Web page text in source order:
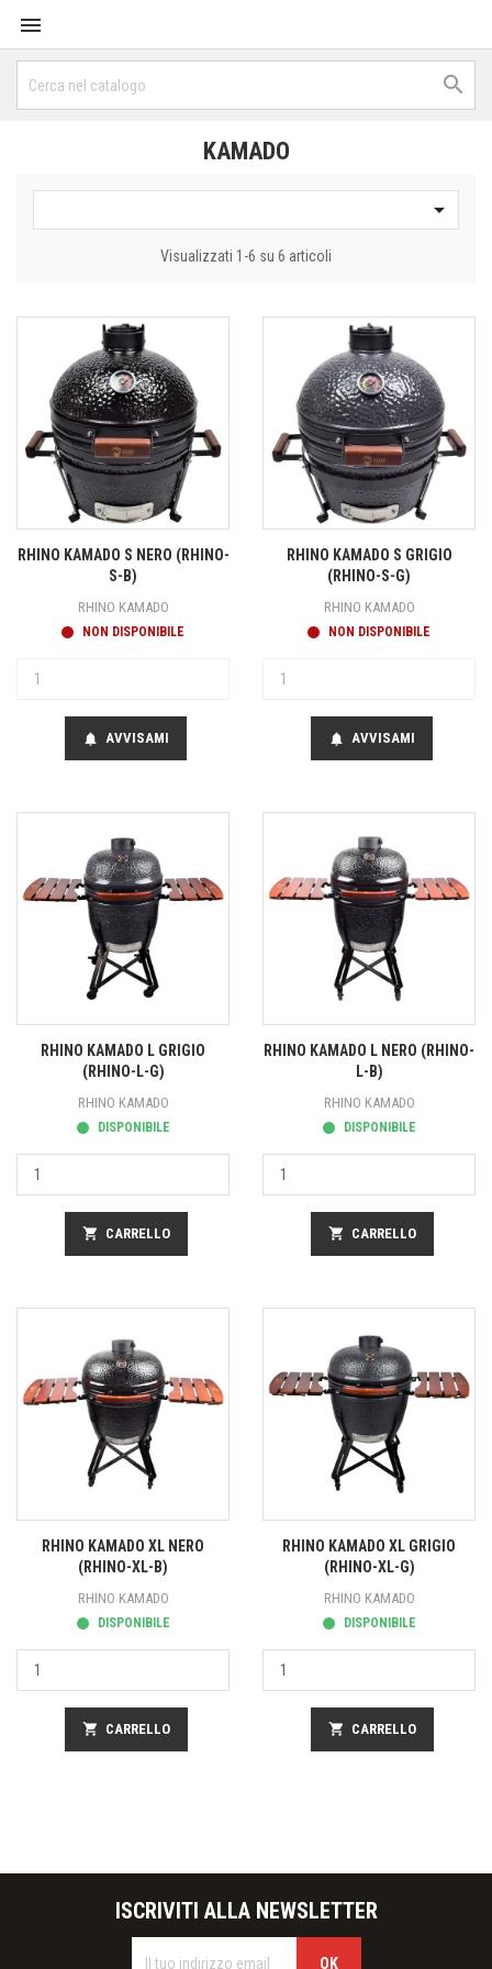


KAMADO

Visualizzati 1-6 su 6 articoli
RHINO KAMADO S NERO (RHINO-
S-B)
RHINO KAMADO
NON DISPONIBILE
notifications AVVISAMI
RHINO KAMADO S GRIGIO
(RHINO-S-G)
RHINO KAMADO
NON DISPONIBILE
notifications AVVISAMI
RHINO KAMADO L GRIGIO
(RHINO-L-G)
RHINO KAMADO
DISPONIBILE
shopping_cart CARRELLO
RHINO KAMADO L NERO (RHINO-
L-B)
RHINO KAMADO
DISPONIBILE
shopping_cart CARRELLO
RHINO KAMADO XL NERO
(RHINO-XL-B)
RHINO KAMADO
DISPONIBILE
shopping_cart CARRELLO
RHINO KAMADO XL GRIGIO
(RHINO-XL-G)
RHINO KAMADO
DISPONIBILE
shopping_cart CARRELLO
ISCRIVITI ALLA NEWSLETTER